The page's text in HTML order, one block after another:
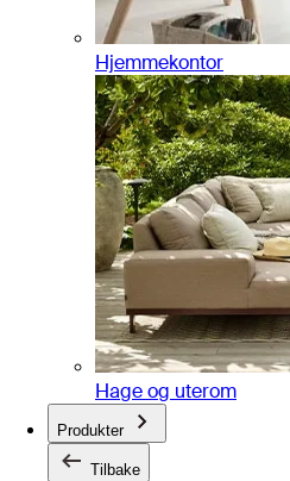
Hjemmekontor
Hage og uterom
Produkter
Tilbake